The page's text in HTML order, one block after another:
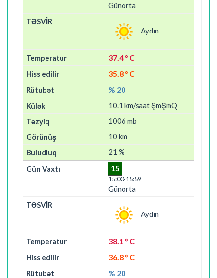
Günorta
Aydın
37.4 ° C
35.8 ° C
% 20
10.1 km/saat ŞmŞmQ
1006 mb
10 km
21 %
15
15:00-15:59
Günorta
Aydın
38.1 ° C
36.8 ° C
% 20